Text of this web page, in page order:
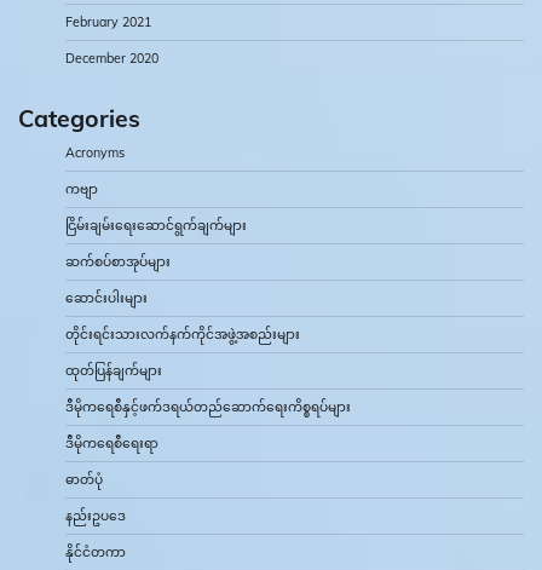
February 2021
December 2020
Categories
Acronyms
ကဗျာ
ငြိမ်းချမ်းရေးဆောင်ရွက်ချက်များ
ဆက်စပ်စာအုပ်များ
ဆောင်းပါးများ
တိုင်းရင်းသားလက်နက်ကိုင်အဖွဲ့အစည်းများ
ထုတ်ပြန်ချက်များ
ဒီမိုကရေစီနှင့်ဖက်ဒရယ်တည်ဆောက်‌ရေးကိစ္စရပ်များ
ဒီမိုကရေစီရေးရာ
ဓာတ်ပုံ
နည်းဥပဒေ
နိုင်ငံတကာ